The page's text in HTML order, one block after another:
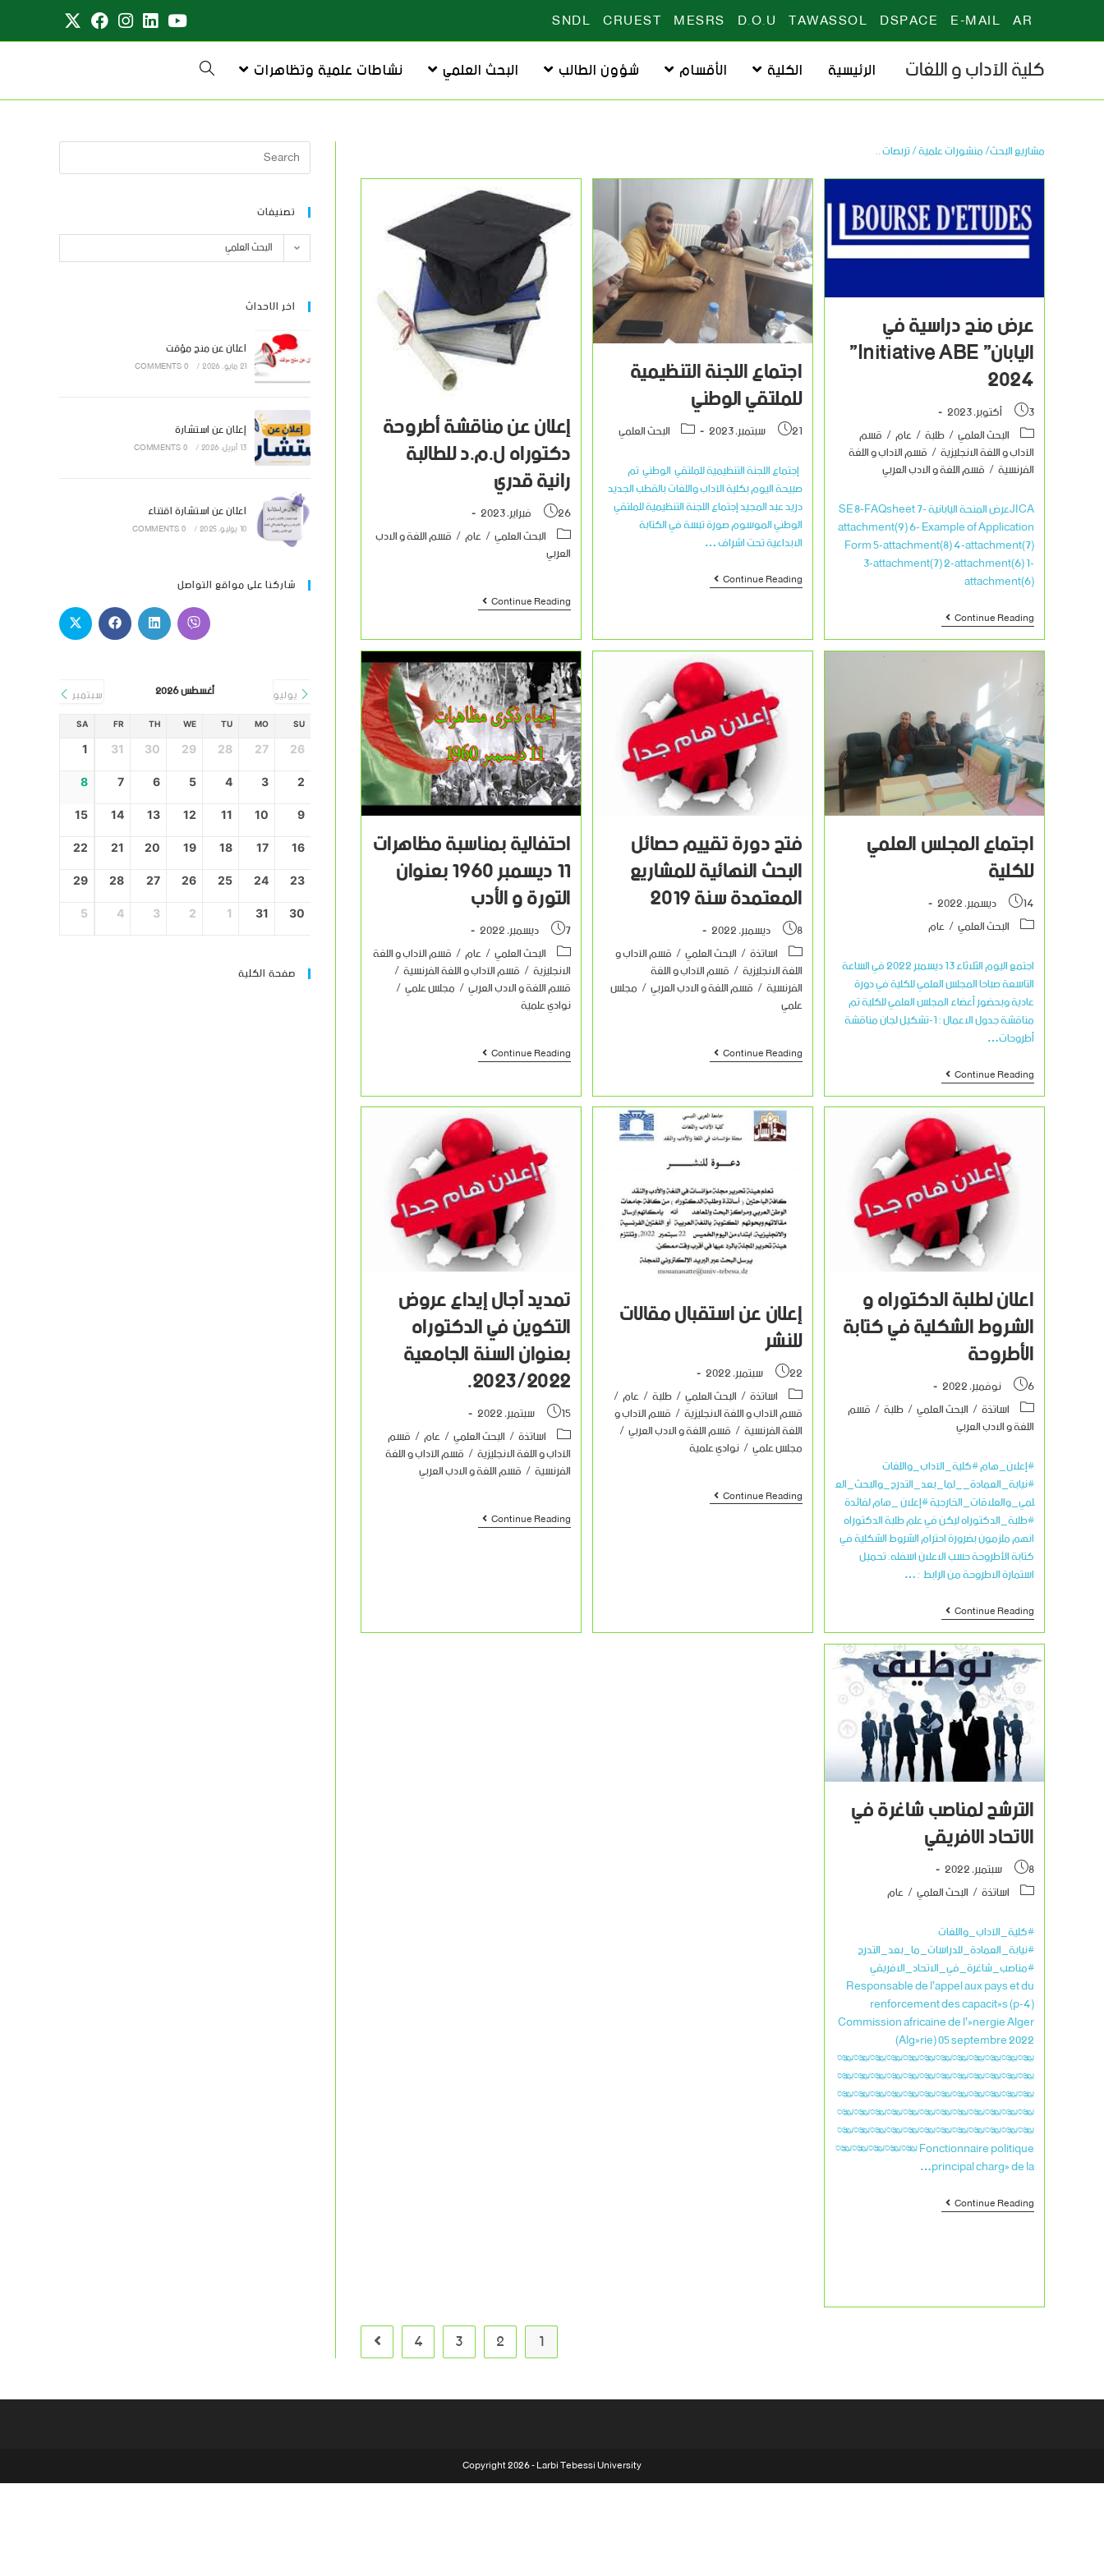
AR
E-MAIL
DSPACE
TAWASSOL
D.O.U
MESRS
CRUEST
SNDL
كلية الآداب و اللغات الرئيسية الكلية الأقسام شؤون الطالب البحث العلمي نشاطات علمية وتظاهرات
مشاريع البحث/ منشورات علمية / تربصات ..
عرض منح دراسية في
اليابان” ‫‪”Initiative ‫‪ABE
2024
3 أكتوبر، 2023
البحث العلمي/طلبة/عام/ قسم
الآداب و اللغة الانجليزية/ قسم الآداب و اللغة
الفرنسية/ قسم اللغة و الادب العربي
JICAعرض المنحة اليابانية SE 8-FAQsheet 7-
attachment(9) 6- Example of Application
Form 5-attachment(8) 4-attachment(7)
3-attachment(7) 2-attachment(6) 1-
attachment(6)
Continue Reading
اجتماع اللجنة التنظيمية
للملتقي الوطني
21 سبتمبر، 2023
البحث العلمي
إجتماع اللجنة التنظيمية للملتقي الوطني تم
صبيحة اليوم بكلية الآداب واللغات بالقطب الجديد
دريد عبد المجيد إجتماع اللجنة التنظيمية للملتقي
الوطني الموسوم صورة تبسة في الكتابة
الابداعية تحت اشراف …
Continue Reading
إعلان عن مناقشة أطروحة
دكتوراه ل.م.د للطالبة
رانية قدري
26 فبراير، 2023
البحث العلمي/عام/ قسم اللغة و الادب
العربي
Continue Reading
اجتماع المجلس العلمي
للكلية
14 ديسمبر، 2022
البحث العلمي/عام
اجتمع اليوم الثلاثاء 13 ديسمبر 2022 في الساعة
التاسعة صباحا المجلس العلمي للكلية في دورة
عادية وبحضور أعضاء المجلس العلمي للكلية تم
مناقشة جدول الاعمال : 1-تشكيل لجان مناقشة
أطروحات…
Continue Reading
فتح دورة تقييم حصائل
البحث النهائية للمشاريع
المعتمدة سنة 2019
8 ديسمبر، 2022
اساتذة/ البحث العلمي/ قسم الآداب و
اللغة الانجليزية/ قسم الآداب و اللغة
الفرنسية/ قسم اللغة و الادب العربي/ مجلس
علمي
Continue Reading
احتفالية بمناسبة مظاهرات
11 ديسمبر 1960 بعنوان
التورة و الأدب
7 ديسمبر، 2022
البحث العلمي/عام/ قسم الآداب و اللغة
الانجليزية/ قسم الآداب و اللغة الفرنسية/
قسم اللغة و الادب العربي/ مجلس علمي/
نوادي علمية
Continue Reading
اعلان لطلبة الدكتوراه و
الشروط الشكلية في كتابة
الأطروحة
6 نوفمبر، 2022
اساتذة/ البحث العلمي/طلبة/ قسم
اللغة و الادب العربي
#إعلان_هام #كلية_الآداب_واللغات
#نيابة_العمادة__لما_بعد_التدرج_والبحث_الع
لمي_والعلاقات_الخارجية #إعلان _هام لفائدة
#طلبة_الدكتوراه ليكن في علم طلبة الدكتوراه
انهم ملزمون بضرورة احترام الشروط الشكلية في
كتابة الأطروحة حسب الاعلان اسفله. تحميل
استمارة الاطروحة من الرابط : …
Continue Reading
إعلان عن استقبال مقالات
للنشر
22 سبتمبر، 2022
اساتذة/ البحث العلمي/طلبة/عام/
قسم الآداب و اللغة الانجليزية/ قسم الآداب و
اللغة الفرنسية/ قسم اللغة و الادب العربي/
مجلس علمي/نوادي علمية
Continue Reading
تمديد آجال إيداع عروض
التكوين في الدكتوراه
بعنوان السنة الجامعية
2023/2022.
15 سبتمبر، 2022
اساتذة/ البحث العلمي/عام/ قسم
الآداب و اللغة الانجليزية/ قسم الآداب و اللغة
الفرنسية/ قسم اللغة و الادب العربي
Continue Reading
الترشح لمناصب شاغرة في
الاتحاد الافريقي
8 سبتمبر، 2022
اساتذة/ البحث العلمي/عام
#كلية_الآداب_واللغات
#نيابة_العمادة_للدراسات_ما_بعد_التدرج
#مناصب_شاغرة_في_الاتحاد_الافريقي
Responsable de l’appel aux pays et du
renforcement des capacités (p-4)
Commission africaine de l’énergie Alger
(Algérie) 05 septembre 2022
************
************
************
************
************
***** Fonctionnaire politique
principal chargé de la…
Continue Reading
1
2
3
4
تصنيفات
البحث العلمي
اخر الاحداث
اعلان عن منح مؤقت
21 مايو، 2026 /
0 COMMENTS
إعلان عن استشارة
13 أبريل، 2026 /
0 COMMENTS
اعلان عن استشارة اقتناء
10 يوليو، 2025 /
0 COMMENTS
شاركنا على مواقع التواصل
يوليو أغسطس 2026 سبتمبر
SU
MO
TU
WE
TH
FR
SA
26
27
28
29
30
31
1
2
3
4
5
6
7
8
9
10
11
12
13
14
15
16
17
18
19
20
21
22
23
24
25
26
27
28
29
30
31
1
2
3
4
5
صفحة الكلية
Copyright 2026 - Larbi Tebessi University